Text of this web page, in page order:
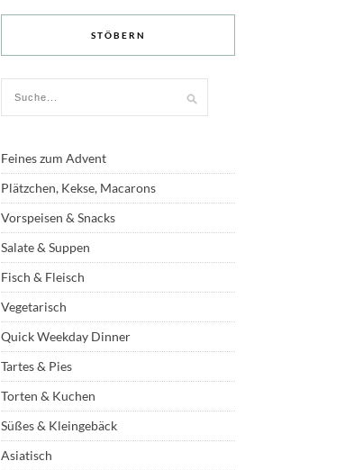
STÖBERN
Feines zum Advent
Plätzchen, Kekse, Macarons
Vorspeisen & Snacks
Salate & Suppen
Fisch & Fleisch
Vegetarisch
Quick Weekday Dinner
Tartes & Pies
Torten & Kuchen
Süßes & Kleingebäck
Asiatisch